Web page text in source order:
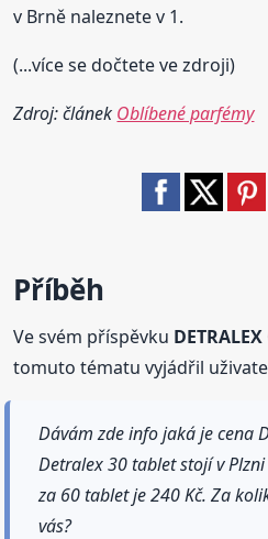
v Brně naleznete v 1.
(...více se dočtete ve zdroji)
Zdroj: článek Oblíbené parfémy
Příběh
Ve svém příspěvku
tomuto tématu vyjádřil
Dávám zde info jaká je cena
Detralex 30 tablet stojí v
za 60 tablet je 240 Kč. Za
vás?